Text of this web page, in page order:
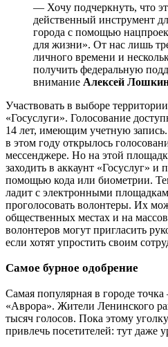
— Хочу подчеркнуть, что
действенный инструмент
города с помощью
для жизни». От нас лишь
личного времени и
получить федеральную
внимание Алексей
Участвовать в выборе
«Госуслуги». Голосование
14 лет, имеющим учетную
в этом году открылось
мессенджере. Но на этой
заходить в аккаунт «Госуслуг» и
помощью кода или биометрии.
ладит с электронными
проголосовать волонтеры. Их
общественных местах и на
волонтеров могут пригласить
если хотят упростить своим
Самое бурное одобрение
Самая популярная в городе
«Аврора». Жители Ленинского
тысяч голосов. Пока этому
привлечь посетителей: тут даже